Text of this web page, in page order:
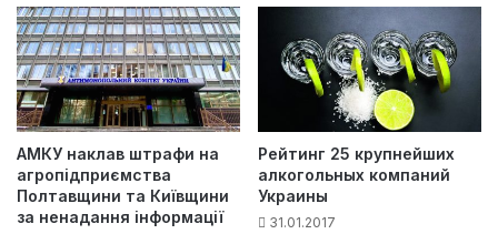
АМКУ наклав штрафи на
агропідприємства
Полтавщини та Київщини
за ненадання інформації
Рейтинг 25 крупнейших
алкогольных компаний
Украины
31.01.2017